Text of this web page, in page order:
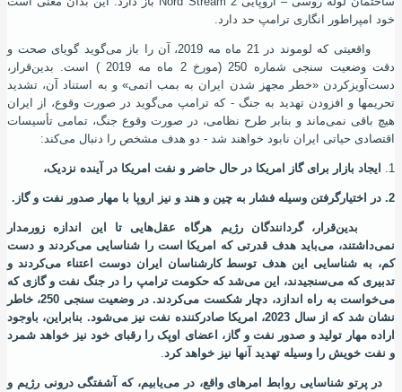
خود امپراطور انگاری ترامپ حد دارد.
واقعیتی که لوموند در 21 ماه مه 2019، آن را باز می‌گوید گویای صحت و
دقت وضعیت سنجی شماره 250 (مورخ 2 ماه مه 2019 ) است. بدین‌قرار،
دست‌آویزکردن «خطر مجهز شدن ایران به بمب اتمی» و به استناد آن، تشدید
تحریمها و افزودن تهدید به جنگ - که ترامپ می‌گوید در صورت وقوع، از ایران
هیچ باقی نمی‌ماند و بنابر طرح نظامی، در صورت وقوع جنگ، تمامی تأسیسات
اقتصادی حیاتی ایران نابود خواهند شد - دو هدف مشخص را دنبال می‌کند:
1. ایجاد بازار برای گاز امریکا در حال حاضر و نفت امریکا در آینده نزدیک،
2. در اختیارگرفتن وسیله فشار به چین و هند و نیز اروپا با مهار صدور نفت و گاز.
بدین‌قرار، گردانندگان رﮊیم هرگاه عقل‌هایی تا این اندازه زورمدار
نمی‌داشتند، می‌باید هدف قدرتی که امریکا است را شناسایی می‌کردند و دست
کم، به شناسایی این هدف توسط کارشناسان ایران دوست اعتناء می‌کردند و
تدبیری که می‌سنجیدند، این می‌شد که حکومت ترامپ را در جنگ نفت و گازی که
می‌خواست به راه ‌اندازد، دچار شکست می‌کردند. در وضعیت سنجی 250، خاطر
نشان شد که از سال 2023، امریکا صادرکننده نفت نیز می‌شود. بنابراین، باوجود
اراده مهار تولید و صدور نفت و گاز، اعضای اوپک را رقبای خود نیز خواهد شمرد
و نفت خویش را وسیله تهدید آنها نیز خواهد کرد
در پرتو شناسایی روابط امرهای واقع، در می‌یابیم، که آشفتگی درونی رﮊیم و